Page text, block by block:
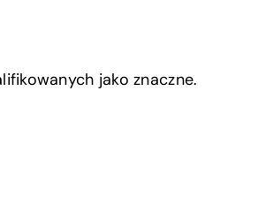
jako znaczne.